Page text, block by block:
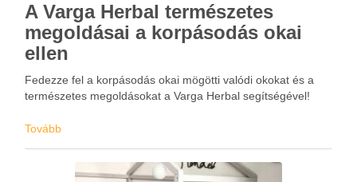
A Varga Herbal természetes
megoldásai a korpásodás okai
ellen
Fedezze fel a korpásodás okai mögötti valódi okokat és a
természetes megoldásokat a Varga Herbal segítségével!
Tovább